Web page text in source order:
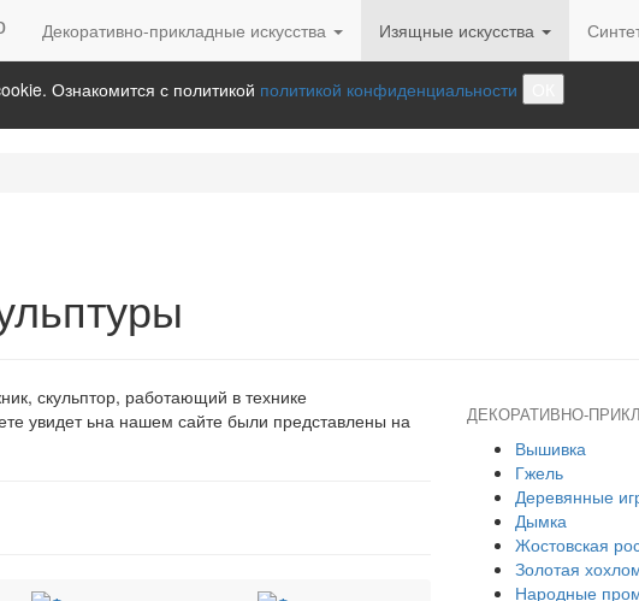
Декоративно-прикладные искусства Изящные искусства
Ознакомится с политикой политикой конфиденциальности
скульптор, работающий в технике
увидет ьна нашем сайте были представлены на
ДЕКОРАТИВНО-
Вышивка
Гжель
Деревянные
Дымка
Жостовская
Золотая
Народные